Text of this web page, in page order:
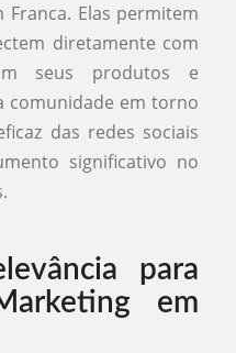
Elas permitem
diretamente com
seus produtos e
comunidade em torno
das redes sociais
significativo no
para
em